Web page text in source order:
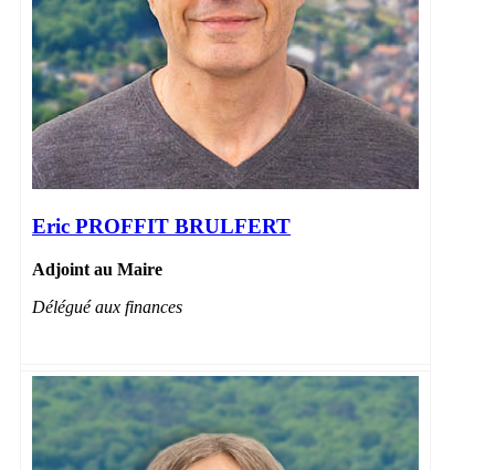
Eric PROFFIT BRULFERT
Adjoint au Maire
Délégué aux finances